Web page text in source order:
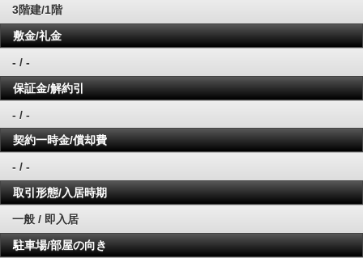
3階建/1階
敷金/礼金
- / -
保証金/解約引
- / -
契約一時金/償却費
- / -
取引形態/入居時期
一般 / 即入居
駐車場/部屋の向き